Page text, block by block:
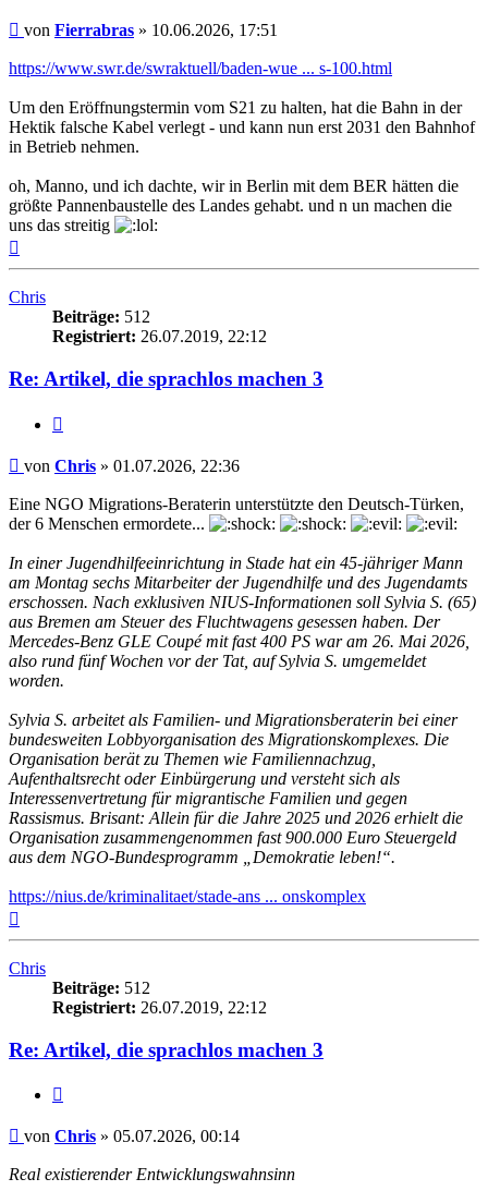
Beitrag
von Fierrabras » 10.06.2026, 17:51
https://www.swr.de/swraktuell/baden-wue ... s-100.html
Um den Eröffnungstermin vom S21 zu halten, hat die Bahn in der
Hektik falsche Kabel verlegt - und kann nun erst 2031 den Bahnhof
in Betrieb nehmen.
oh, Manno, und ich dachte, wir in Berlin mit dem BER hätten die
größte Pannenbaustelle des Landes gehabt. und n un machen die
uns das streitig
oben
Chris
Beiträge: 512
Registriert: 26.07.2019, 22:12
Re: Artikel, die sprachlos machen 3
Beitrag
von Chris » 01.07.2026, 22:36
Eine NGO Migrations-Beraterin unterstützte den Deutsch-Türken,
der 6 Menschen ermordete...
In einer Jugendhilfeeinrichtung in Stade hat ein 45-jähriger Mann
am Montag sechs Mitarbeiter der Jugendhilfe und des Jugendamts
erschossen. Nach exklusiven NIUS-Informationen soll Sylvia S. (65)
aus Bremen am Steuer des Fluchtwagens gesessen haben. Der
Mercedes-Benz GLE Coupé mit fast 400 PS war am 26. Mai 2026,
also rund fünf Wochen vor der Tat, auf Sylvia S. umgemeldet
worden.
Sylvia S. arbeitet als Familien- und Migrationsberaterin bei einer
bundesweiten Lobbyorganisation des Migrationskomplexes. Die
Organisation berät zu Themen wie Familiennachzug,
Aufenthaltsrecht oder Einbürgerung und versteht sich als
Interessenvertretung für migrantische Familien und gegen
Rassismus. Brisant: Allein für die Jahre 2025 und 2026 erhielt die
Organisation zusammengenommen fast 900.000 Euro Steuergeld
aus dem NGO-Bundesprogramm „Demokratie leben!“.
https://nius.de/kriminalitaet/stade-ans ... onskomplex
Chris
Beiträge: 512
Registriert: 26.07.2019, 22:12
Re: Artikel, die sprachlos machen 3
Beitrag
von Chris » 05.07.2026, 00:14
Real existierender Entwicklungswahnsinn